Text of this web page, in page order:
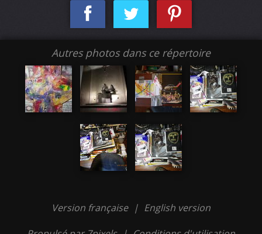
Autres photos dans ce répertoire
Version française | English version